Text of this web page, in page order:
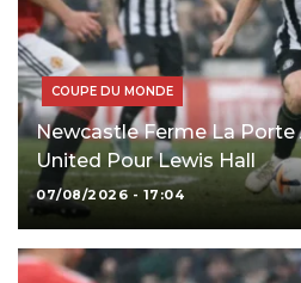
COUPE DU MONDE
Newcastle Ferme La Porte
United Pour Lewis Hall
07/08/2026 - 17:04